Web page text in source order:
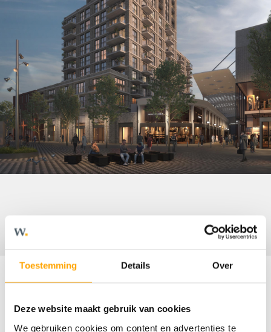
Toestemming Details Over
Deze website maakt gebruik van cookies
We gebruiken cookies om content en advertenties te
Omschrijving